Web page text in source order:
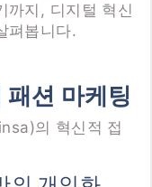
까지, 디지털 혁신
펴봅니다.
션 마케팅
의 혁신적 접